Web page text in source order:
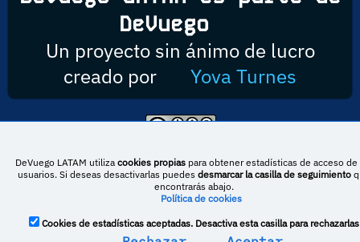
DeVuego
Un proyecto sin ánimo de lucro
creado por
Yova Turnes
NoComercial-CompartirIgual 4.0 Internacional
DeVuego Portugal
DeVuego LATAM utiliza cookies propiaspara obtener estadísticas de acceso de
usuarios. Si deseas desactivarlas puedes desmarcar la casilla de seguimiento
encontrarás abajo.
Política de cookies
Cookies de estadísticas aceptadas. Desactiva esta casilla para